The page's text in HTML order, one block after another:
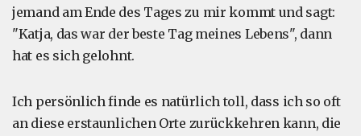
jemand am Ende des Tages zu mir kommt und sagt:
"Katja, das war der beste Tag meines Lebens", dann
hat es sich gelohnt.
Ich persönlich finde es natürlich toll, dass ich so oft
an diese erstaunlichen Orte zurückkehren kann, die